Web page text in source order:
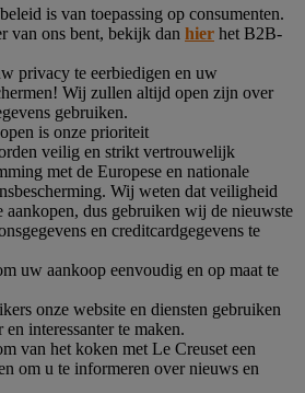
is van toepassing op consumenten.
van ons bent, bekijk dan hier het B2B-
privacy te eerbiedigen en uw
Wij zullen altijd open zijn over
gebruiken.
is onze prioriteit
veilig en strikt vertrouwelijk
met de Europese en nationale
Wij weten dat veiligheid
dus gebruiken wij de nieuwste
en creditcardgegevens te
uw aankoop eenvoudig en op maat te
onze website en diensten gebruiken
interessanter te maken.
van het koken met Le Creuset een
om u te informeren over nieuws en